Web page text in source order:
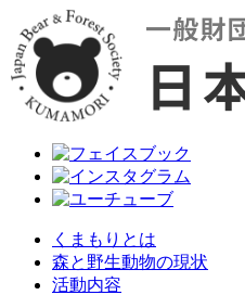
くまもりとは
森と野生動物の現状
活動内容